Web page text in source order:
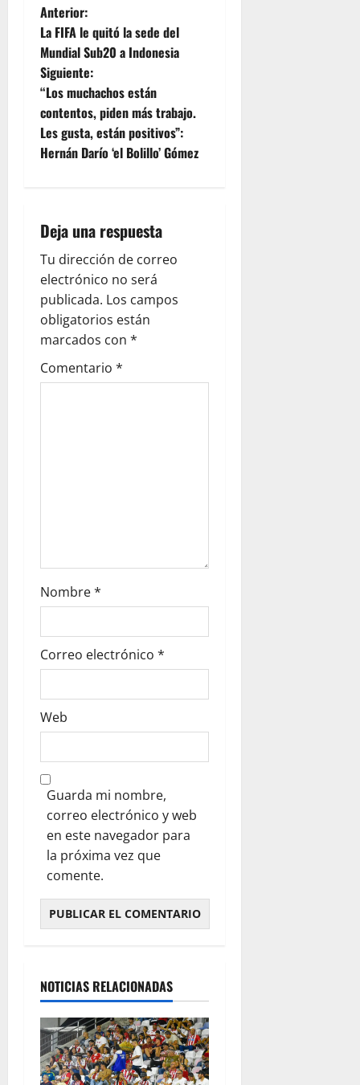
Anterior:
La FIFA le quitó la sede del
Mundial Sub20 a Indonesia
Siguiente:
“Los muchachos están
contentos, piden más trabajo.
Les gusta, están positivos”:
Hernán Darío ‘el Bolillo’ Gómez
Deja una respuesta
Tu dirección de correo
electrónico no será
publicada. Los campos
obligatorios están
marcados con *
Comentario *
Nombre*
Correo electrónico *
Web
Guarda mi nombre,
correo electrónico y web
en este navegador para
la próxima vez que
comente.
NOTICIAS RELACIONADAS